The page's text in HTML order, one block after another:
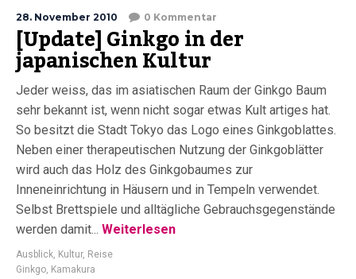
28. November 2010 0 Kommentar
[Update] Ginkgo in der
japanischen Kultur
Jeder weiss, das im asiatischen Raum der Ginkgo Baum
sehr bekannt ist, wenn nicht sogar etwas Kult artiges hat.
So besitzt die Stadt Tokyo das Logo eines Ginkgoblattes.
Neben einer therapeutischen Nutzung der Ginkgoblätter
wird auch das Holz des Ginkgobaumes zur
Inneneinrichtung in Häusern und in Tempeln verwendet.
Selbst Brettspiele und alltägliche Gebrauchsgegenstände
werden damit... Weiterlesen
Ausblick, Kultur, Reise
Ginkgo, Kamakura